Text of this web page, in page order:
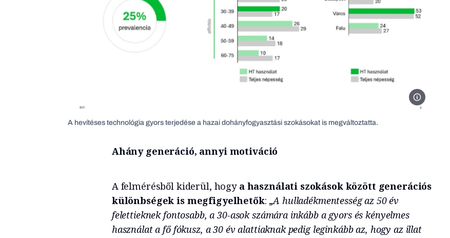
JTI Hungary
A hevítéses technológia gyors terjedése a hazai dohányfogyasztási szokásokat is megváltoztatta.
Ahány generáció, annyi motiváció
A felmérésből kiderül, hogy a használati szokások között generációs
különbségek is megfigyelhetők: „A hulladékmentesség az 50 év
felettieknek fontosabb, a 30-asok számára inkább a gyors és kényelmes
használat a fő fókusz, a 30 év alattiaknak pedig leginkább az, hogy az illat